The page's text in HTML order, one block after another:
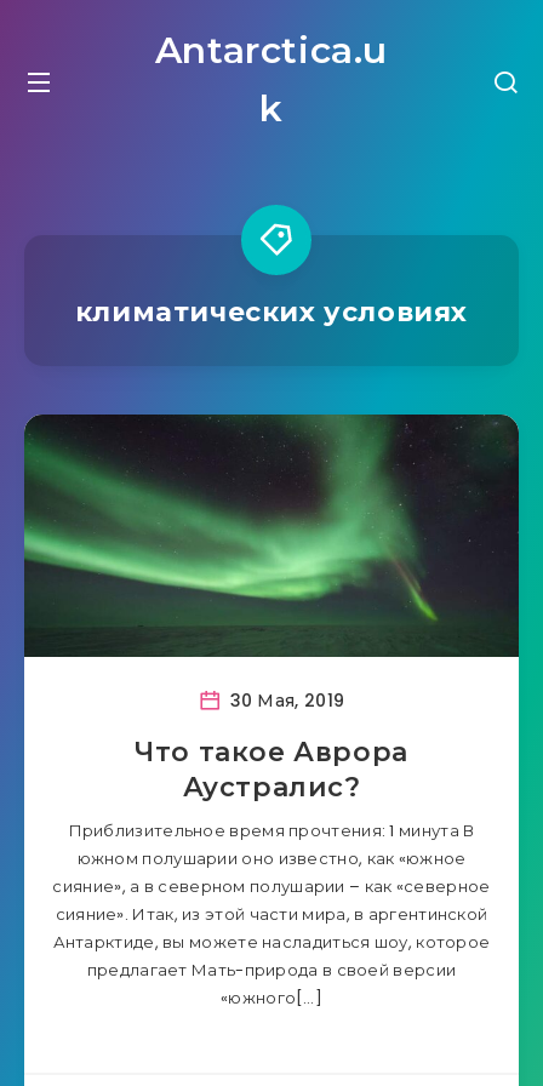
Antarctica.u
k
климатических условиях
30 Мая, 2019
Что такое Аврора
Аустралис?
Приблизительное время прочтения: 1 минута В
южном полушарии оно известно, как «южное
сияние», а в северном полушарии – как «северное
сияние». Итак, из этой части мира, в аргентинской
Антарктиде, вы можете насладиться шоу, которое
предлагает Мать-природа в своей версии
«южного[…]